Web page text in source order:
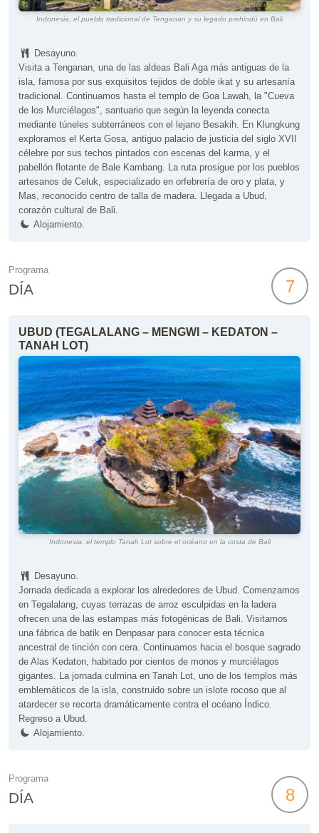
Indonesia: el pueblo tradicional de Tenganan y su legado prehindú en Bali
Desayuno.
Visita a Tenganan, una de las aldeas Bali Aga más antiguas de la
isla, famosa por sus exquisitos tejidos de doble ikat y su artesanía
tradicional. Continuamos hasta el templo de Goa Lawah, la "Cueva
de los Murciélagos", santuario que según la leyenda conecta
mediante túneles subterráneos con el lejano Besakih. En Klungkung
exploramos el Kerta Gosa, antiguo palacio de justicia del siglo XVII
célebre por sus techos pintados con escenas del karma, y el
pabellón flotante de Bale Kambang. La ruta prosigue por los pueblos
artesanos de Celuk, especializado en orfebrería de oro y plata, y
Mas, reconocido centro de talla de madera. Llegada a Ubud,
corazón cultural de Bali.
Alojamiento.
Programa
DÍA 7
UBUD (TEGALALANG – MENGWI – KEDATON –
TANAH LOT)
Indonesia: el templo Tanah Lot sobre el océano en la costa de Bali
Desayuno.
Jornada dedicada a explorar los alrededores de Ubud. Comenzamos
en Tegalalang, cuyas terrazas de arroz esculpidas en la ladera
ofrecen una de las estampas más fotogénicas de Bali. Visitamos
una fábrica de batik en Denpasar para conocer esta técnica
ancestral de tinción con cera. Continuamos hacia el bosque sagrado
de Alas Kedaton, habitado por cientos de monos y murciélagos
gigantes. La jornada culmina en Tanah Lot, uno de los templos más
emblemáticos de la isla, construido sobre un islote rocoso que al
atardecer se recorta dramáticamente contra el océano Índico.
Regreso a Ubud.
Alojamiento.
Programa
DÍA 8